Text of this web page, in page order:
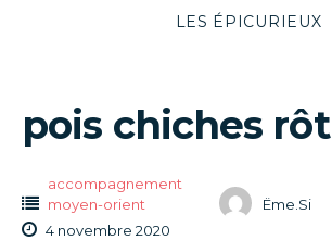
LES ÉPICURIEUX
pois chiches
accompagnement
moyen-orient
Ëme.Si
4 novembre 2020